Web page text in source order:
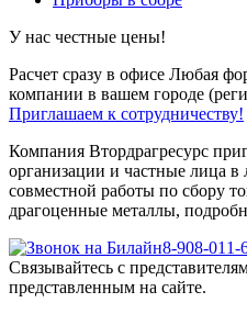
У нас честные цены!
Расчет сразу в офисе Любая
компании в вашем городе
Приглашаем к сотрудничеству!
Компания Втордрагресурс
организации и частные лица
совместной работы по сбору
драгоценные металлы,
8-908-011-
Связывайтесь с
представленным на сайте.